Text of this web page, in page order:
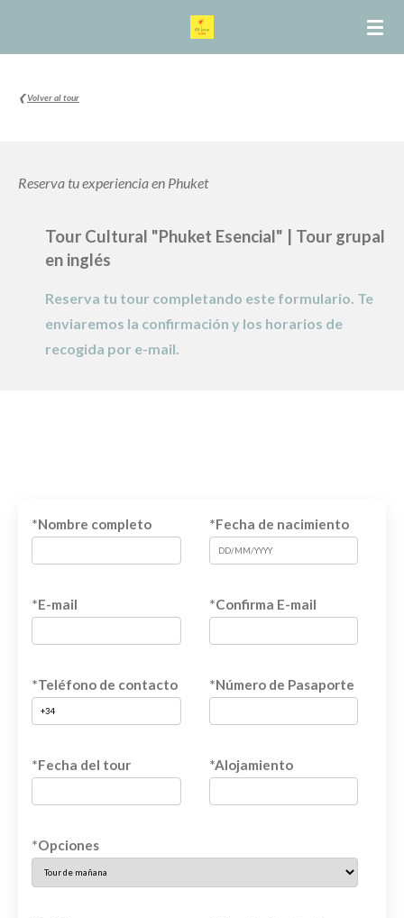
principal
❮Volver al tour
Reserva tu experiencia en Phuket
Tour Cultural "Phuket Esencial" | Tour grupal
en inglés
Reserva tu tour completando este formulario. Te
enviaremos la confirmación y los horarios de
recogida por e-mail.
*Nombre completo *Fecha de nacimiento
*E-mail *Confirma E-mail
*Teléfono de contacto *Número de Pasaporte
*Fecha del tour *Alojamiento
*Opciones